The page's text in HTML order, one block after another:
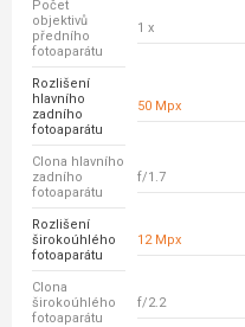
Počet
objektivů
předního
fotoaparátu
1 x
Rozlišení
hlavního
zadního
fotoaparátu
50 Mpx
Clona hlavního
zadního
fotoaparátu
f/1.7
Rozlišení
širokoúhlého
fotoaparátu
12 Mpx
Clona
širokoúhlého
fotoaparátu
f/2.2